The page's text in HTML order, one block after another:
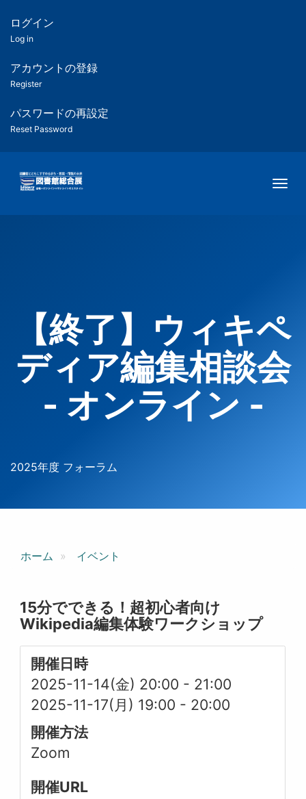
ツ
匿
名
ユ
ー
ー
用
メ
ログイン
Log in
アカウントの登録
Register
パスワードの再設定
Reset Password
【終了】ウィキペ
ディア編集相談会
- オンライン -
2025年度 フォーラム
ホーム イベント
15分でできる！超初心者向け
Wikipedia編集体験ワークショップ
開催日時
2025-11-14(金) 20:00 - 21:00
2025-11-17(月) 19:00 - 20:00
開催方法
Zoom
開催URL